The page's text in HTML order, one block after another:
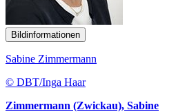
Bildinformationen
Sabine Zimmermann
© DBT/Inga Haar
Zimmermann (Zwickau), Sabine